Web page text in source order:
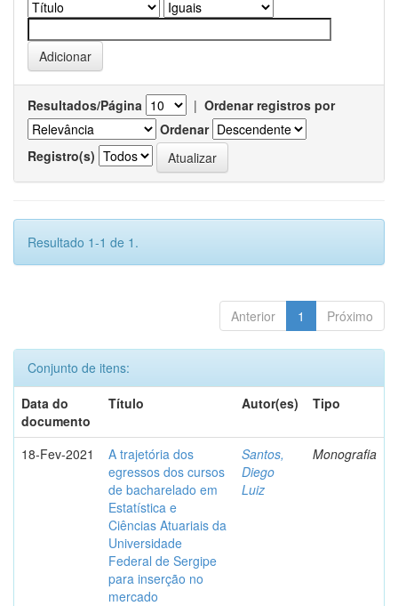
Resultados/Página | Ordenar registros por
Ordenar
Registro(s)
Resultado 1-1 de 1.
Anterior 1 Próximo
Conjunto de itens:
Data do
documento
Título Autor(es) Tipo
18-Fev-2021
A trajetória dos
egressos dos cursos
de bacharelado em
Estatística e
Ciências Atuariais da
Universidade
Federal de Sergipe
para inserção no
mercado
Santos,
Diego
Luiz
Monografia